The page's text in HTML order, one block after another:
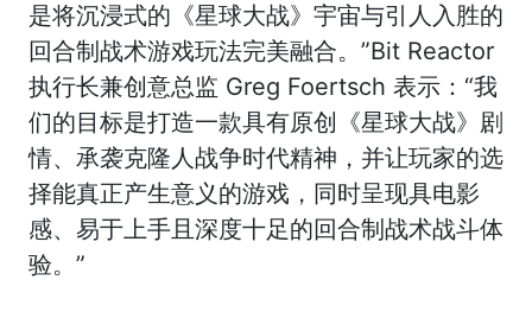
是将沉浸式的《星球大战》宇宙与引人入胜的
回合制战术游戏玩法完美融合。”Bit Reactor
执行长兼创意总监 Greg Foertsch 表示：“我
们的目标是打造一款具有原创《星球大战》剧
情、承袭克隆人战争时代精神，并让玩家的选
择能真正产生意义的游戏，同时呈现具电影
感、易于上手且深度十足的回合制战术战斗体
验。”